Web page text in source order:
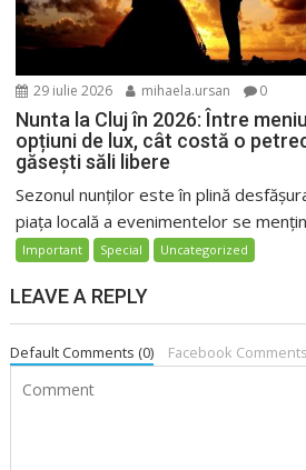
29 iulie 2026 mihaela.ursan 0
Nunta la Cluj în 2026: Între
opțiuni de lux, cât costă o
găsești săli libere
Sezonul nunților este în plină
piața locală a evenimentelor se
Important Special Uncategorized
LEAVE A REPLY
Default Comments (0) Facebook Comments